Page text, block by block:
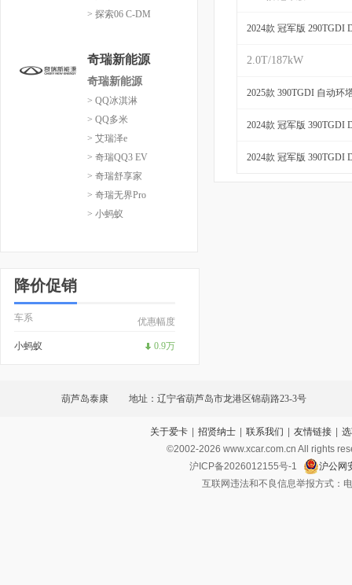
> 探索06 C-DM
奇瑞新能源
奇瑞新能源
> QQ冰淇淋
> QQ多米
> 艾瑞泽e
> 奇瑞QQ3 EV
> 奇瑞舒享家
> 奇瑞无界Pro
> 小蚂蚁
降价促销
车系 优惠幅度
小蚂蚁 0.9万
2024款 冠军版 290TGDI
2.0T/187kW
2025款 390TGDI 自动环
2024款 冠军版 390TGDI
2024款 冠军版 390TGDI
葫芦岛泰康 地址：辽宁省葫芦岛市龙港区锦葫路23-3号
关于爱卡 | 招贤纳士 | 联系我们 | 友情链接 |
©2002-2026 www.xcar.com.cn All rights
沪ICP备2026012155号-1
沪公网
互联网违法和不良信息举报方式：